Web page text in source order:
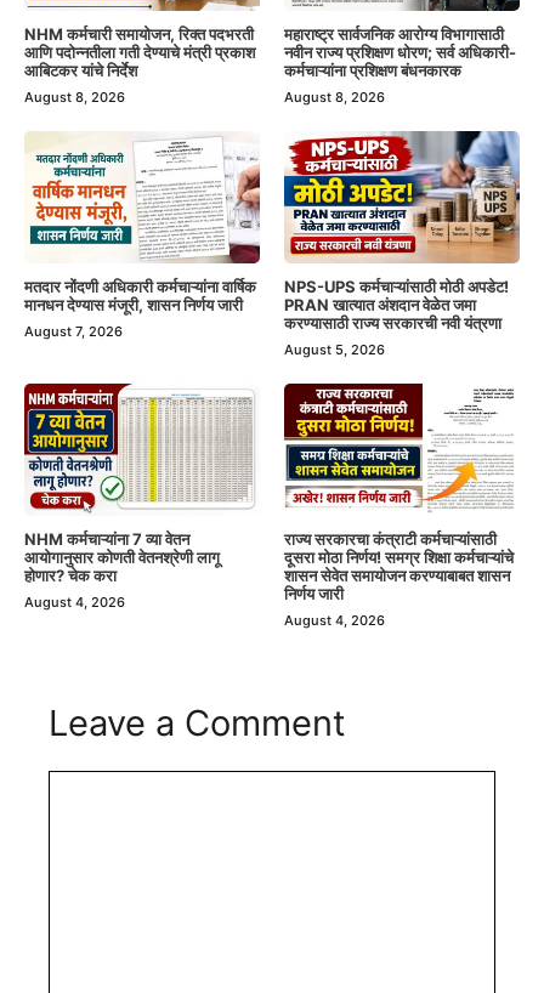
NHM कर्मचारी समायोजन, रिक्त पदभरती
आणि पदोन्नतीला गती देण्याचे मंत्री प्रकाश
आबिटकर यांचे निर्देश
August 8, 2026
महाराष्ट्र सार्वजनिक आरोग्य विभागासाठी
नवीन राज्य प्रशिक्षण धोरण; सर्व अधिकारी-
कर्मचाऱ्यांना प्रशिक्षण बंधनकारक
August 8, 2026
मतदार नोंदणी अधिकारी कर्मचाऱ्यांना वार्षिक
मानधन देण्यास मंजूरी, शासन निर्णय जारी
August 7, 2026
NPS-UPS कर्मचाऱ्यांसाठी मोठी अपडेट!
PRAN खात्यात अंशदान वेळेत जमा
करण्यासाठी राज्य सरकारची नवी यंत्रणा
August 5, 2026
NHM कर्मचाऱ्यांना 7 व्या वेतन
आयोगानुसार कोणती वेतनश्रेणी लागू
होणार? चेक करा
August 4, 2026
राज्य सरकारचा कंत्राटी कर्मचाऱ्यांसाठी
दूसरा मोठा निर्णय! समग्र शिक्षा कर्मचाऱ्यांचे
शासन सेवेत समायोजन करण्याबाबत शासन
निर्णय जारी
August 4, 2026
Leave a Comment